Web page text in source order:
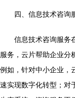
四、信息技术咨询
信息技术咨询服务
服务，云片帮助企业分
例如，针对中小企业，
速实现数字化转型；对